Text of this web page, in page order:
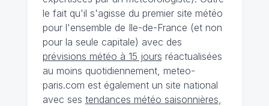
le fait qu'il s'agisse du premier site météo
pour l'ensemble de Ile-de-France (et non
pour la seule capitale) avec des
prévisions météo à 15 jours réactualisées
au moins quotidiennement, meteo-
paris.com est également un site national
avec ses tendances météo saisonnières